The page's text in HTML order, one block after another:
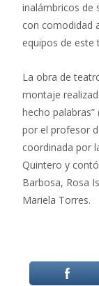
inalámbricos de
con comodidad
equipos de este
La obra de
montaje
hecho palabras”
por el profesor
coordinada por
Quintero y
Barbosa, Rosa
Mariela Torres.